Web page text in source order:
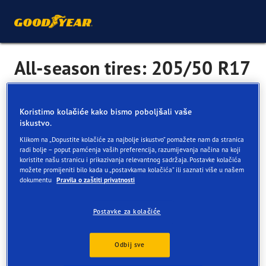
All-season tires: 205/50 R17
As the name suggests, all-season tyres are a great option
for all-round performance with a wide variety of surfaces
and conditions.
Designed to: cope with changing weather conditions like
rain, sleet, slush and even light snow.
195/65 R15
Koristimo kolačiće kako bismo poboljšali vaše
iskustvo.
Klikom na „Dopustite kolačiće za najbolje iskustvo” pomažete nam da stranica
radi bolje – poput pamćenja vaših preferencija, razumijevanja načina na koji
koristite našu stranicu i prikazivanja relevantnog sadržaja. Postavke kolačića
možete promijeniti bilo kada u „postavkama kolačića” ili saznati više u našem
dokumentu Pravila o zaštiti privatnosti
Postavke za kolačiće
Odbij sve